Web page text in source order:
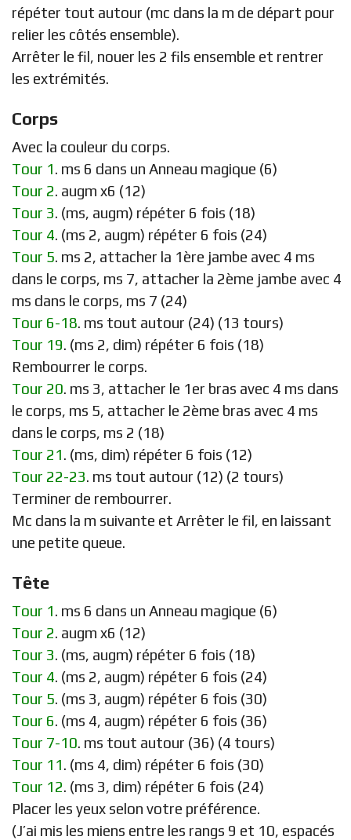
répéter tout autour (mc dans la m de départ pour
relier les côtés ensemble).
Arrêter le fil, nouer les 2 fils ensemble et rentrer
les extrémités.
Corps
Avec la couleur du corps.
Tour 1. ms 6 dans un Anneau magique (6)
Tour 2. augm x6 (12)
Tour 3. (ms, augm) répéter 6 fois (18)
Tour 4. (ms 2, augm) répéter 6 fois (24)
Tour 5. ms 2, attacher la 1ère jambe avec 4 ms
dans le corps, ms 7, attacher la 2ème jambe avec 4
ms dans le corps, ms 7 (24)
Tour 6-18. ms tout autour (24) (13 tours)
Tour 19. (ms 2, dim) répéter 6 fois (18)
Rembourrer le corps.
Tour 20. ms 3, attacher le 1er bras avec 4 ms dans
le corps, ms 5, attacher le 2ème bras avec 4 ms
dans le corps, ms 2 (18)
Tour 21. (ms, dim) répéter 6 fois (12)
Tour 22-23. ms tout autour (12) (2 tours)
Terminer de rembourrer.
Mc dans la m suivante et Arrêter le fil, en laissant
une petite queue.
Tête
Tour 1. ms 6 dans un Anneau magique (6)
Tour 2. augm x6 (12)
Tour 3. (ms, augm) répéter 6 fois (18)
Tour 4. (ms 2, augm) répéter 6 fois (24)
Tour 5. (ms 3, augm) répéter 6 fois (30)
Tour 6. (ms 4, augm) répéter 6 fois (36)
Tour 7-10. ms tout autour (36) (4 tours)
Tour 11. (ms 4, dim) répéter 6 fois (30)
Tour 12. (ms 3, dim) répéter 6 fois (24)
Placer les yeux selon votre préférence.
(J’ai mis les miens entre les rangs 9 et 10, espacés